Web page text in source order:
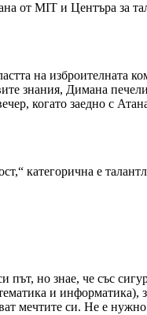
от MIT и Центъра за
на изброителната
знания, Димана
когато заедно с
категорична е
път, но знае, че със
и информатика),
мечтите си. Не е нужно